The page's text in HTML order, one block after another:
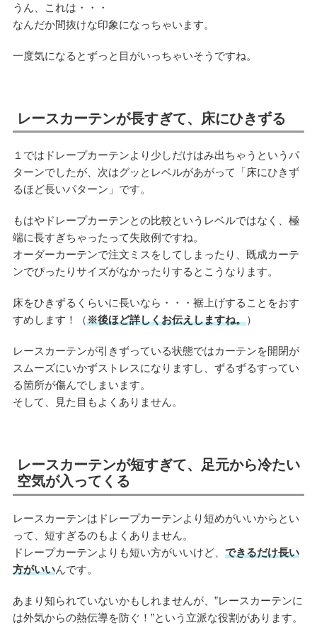
うん、これは・・・
なんだか間抜けな印象になっちゃいます。
一度気になるとずっと目がいっちゃいそうですね。
レースカーテンが長すぎて、床にひきずる
１ではドレープカーテンより少しだけはみ出ちゃうというパ
ターンでしたが、次はグッとレベルがあがって「床にひきず
るほど長いパターン」です。
もはやドレープカーテンとの比較というレベルではなく、極
端に長すぎちゃったって失敗例ですね。
オーダーカーテンで注文ミスをしてしまったり、既成カーテ
ンでぴったりサイズがなかったりするとこうなります。
床をひきずるくらいに長いなら・・・裾上げすることをおす
すめします！（※後ほど詳しくお伝えしますね。）
レースカーテンが引きずっている状態ではカーテンを開閉が
スムーズにいかずストレスになりますし、ずるずるすってい
る箇所が傷んでしまいます。
そして、見た目もよくありません。
レースカーテンが短すぎて、足元から冷たい
空気が入ってくる
レースカーテンはドレープカーテンより短めがいいからとい
って、短すぎるのもよくありません。
ドレープカーテンよりも短い方がいいけど、 できるだけ長い
方がいいんです。
あまり知られていないかもしれませんが、”レースカーテンに
は外気からの熱伝導を防ぐ！”という立派な役割があります。